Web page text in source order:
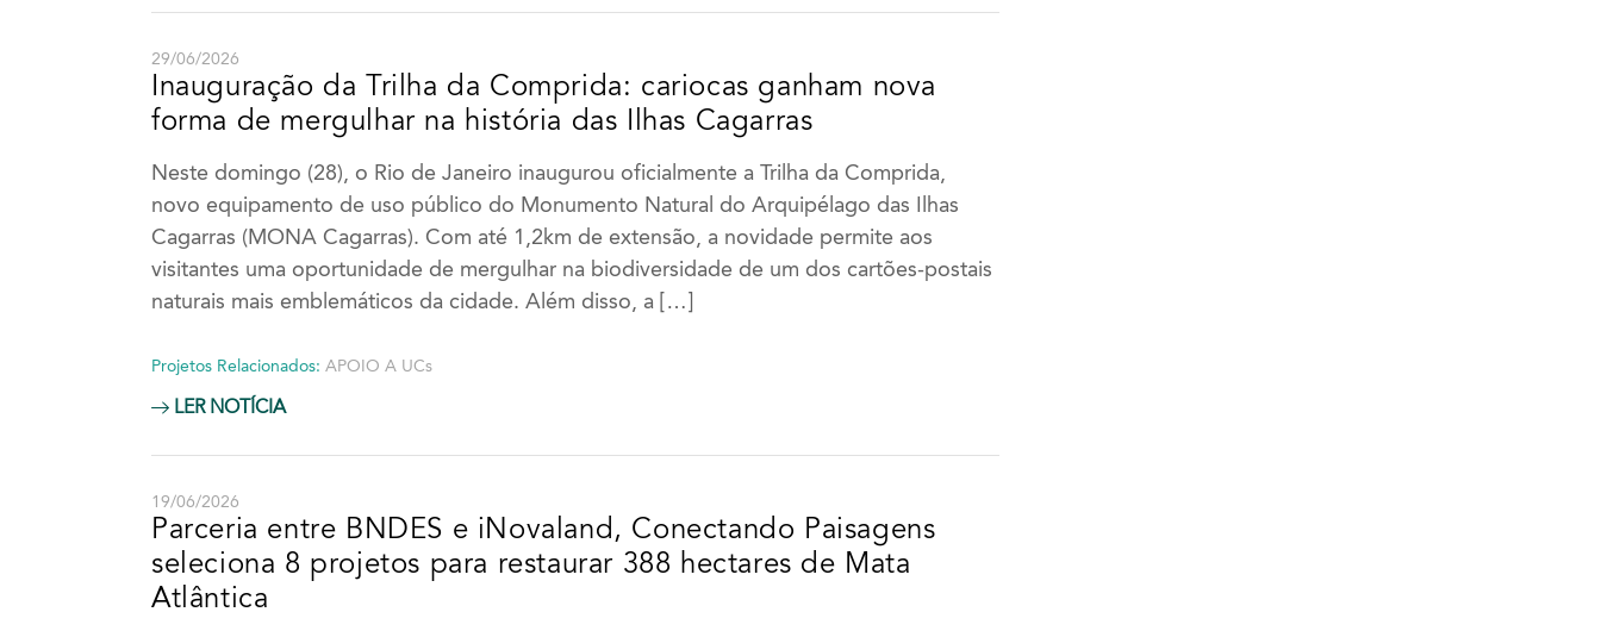
29/06/2026
Inauguração da Trilha da Comprida: cariocas ganham nova
forma de mergulhar na história das Ilhas Cagarras
Neste domingo (28), o Rio de Janeiro inaugurou oficialmente a Trilha da Comprida,
novo equipamento de uso público do Monumento Natural do Arquipélago das Ilhas
Cagarras (MONA Cagarras). Com até 1,2km de extensão, a novidade permite aos
visitantes uma oportunidade de mergulhar na biodiversidade de um dos cartões-postais
naturais mais emblemáticos da cidade. Além disso, a […]
Projetos Relacionados: APOIO A UCs
LER NOTÍCIA
19/06/2026
Parceria entre BNDES e iNovaland, Conectando Paisagens
seleciona 8 projetos para restaurar 388 hectares de Mata
Atlântica